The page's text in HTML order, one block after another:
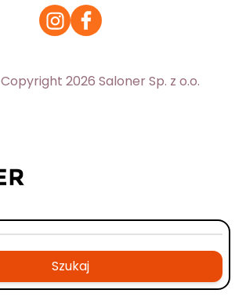
Copyright 2026 Saloner Sp. z o.o.
Szukaj